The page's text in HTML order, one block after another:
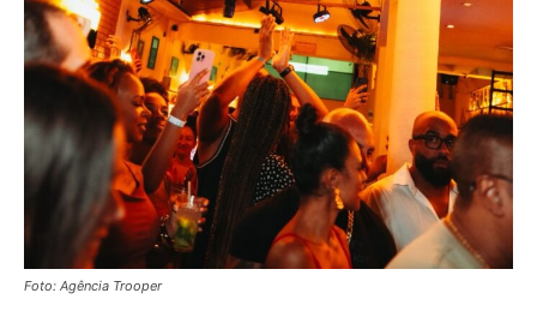
Foto: Agência Trooper